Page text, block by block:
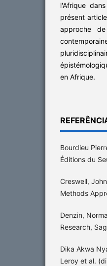
l'Afrique
présent
approche
en Afrique.
Bourdieu
Éditions du
Creswell,
Methods
Denzin,
Research,
Dika Akwa
Leroy et al.